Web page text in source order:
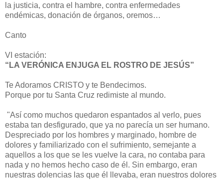
la justicia, contra el hambre, contra enfermedades
endémicas, donación de órganos, oremos…
Canto
VI estación:
“LA VERÓNICA ENJUGA EL ROSTRO DE JESÚS”
Te Adoramos CRISTO y te Bendecimos.
Porque por tu Santa Cruz redimiste al mundo.
"Así como muchos quedaron espantados al verlo, pues
estaba tan desfigurado, que ya no parecía un ser humano.
Despreciado por los hombres y marginado, hombre de
dolores y familiarizado con el sufrimiento, semejante a
aquellos a los que se les vuelve la cara, no contaba para
nada y no hemos hecho caso de él. Sin embargo, eran
nuestras dolencias las que él llevaba, eran nuestros dolores